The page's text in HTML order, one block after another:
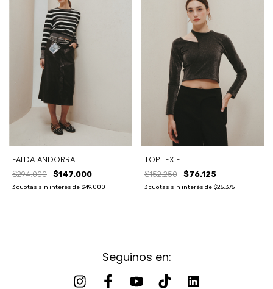
FALDA ANDORRA
$294.000 $147.000
3cuotas sin interés de $49.000
TOP LEXIE
$152.250 $76.125
3 cuotas sin interés de $25.375
Seguinos en: